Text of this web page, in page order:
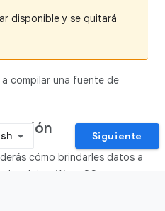
disponible y se quitará
compilar una fuente de
cómo brindarles datos a
reloj en Wear OS.
Siguiente